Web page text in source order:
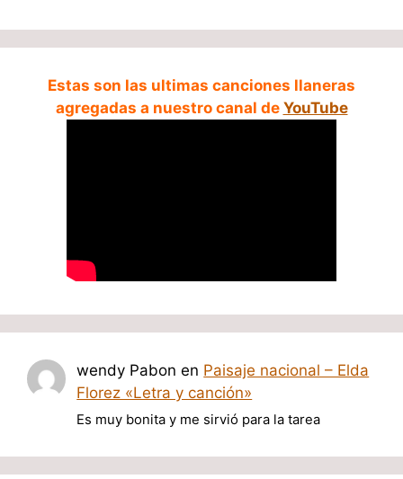
Estas son las ultimas canciones llaneras
agregadas a nuestro canal de YouTube
wendy Pabon en Paisaje nacional – Elda
Florez «Letra y canción»
Es muy bonita y me sirvió para la tarea